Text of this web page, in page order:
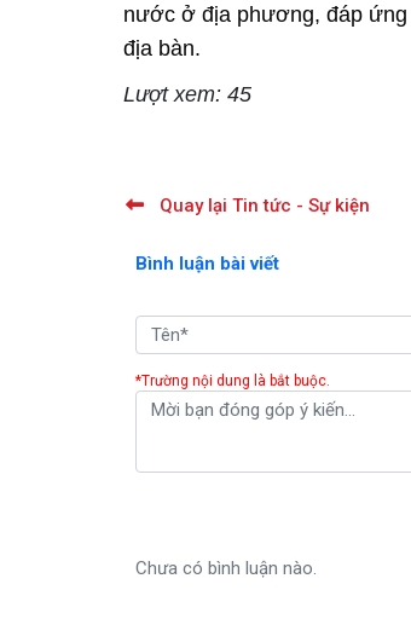
nước ở địa phương, đáp ứng
địa bàn.
Lượt xem: 45
Quay lại Tin tức - Sự kiện
Bình luận bài viết
*Trường nội dung là bắt buộc.
Chưa có bình luận nào.